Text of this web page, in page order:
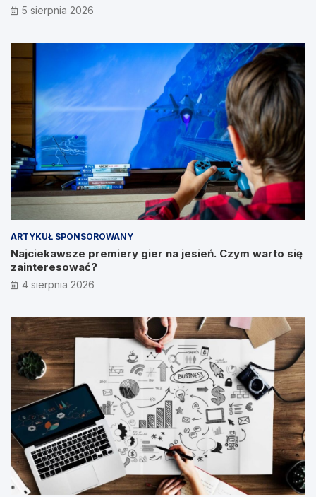
5 sierpnia 2026
ARTYKUŁ SPONSOROWANY
Najciekawsze premiery gier na jesień. Czym warto się
zainteresować?
4 sierpnia 2026